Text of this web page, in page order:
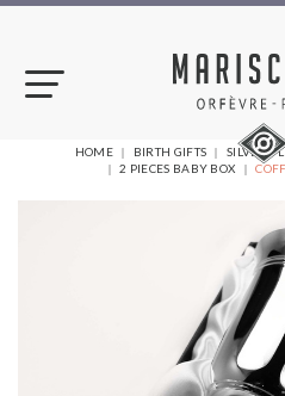
Skip
HOME BIRTH GIFTS
SILVER-
2 PIECES BABY BOX